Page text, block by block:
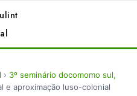
int
› 3º seminário docomomo sul,
e aproximação luso-colonial